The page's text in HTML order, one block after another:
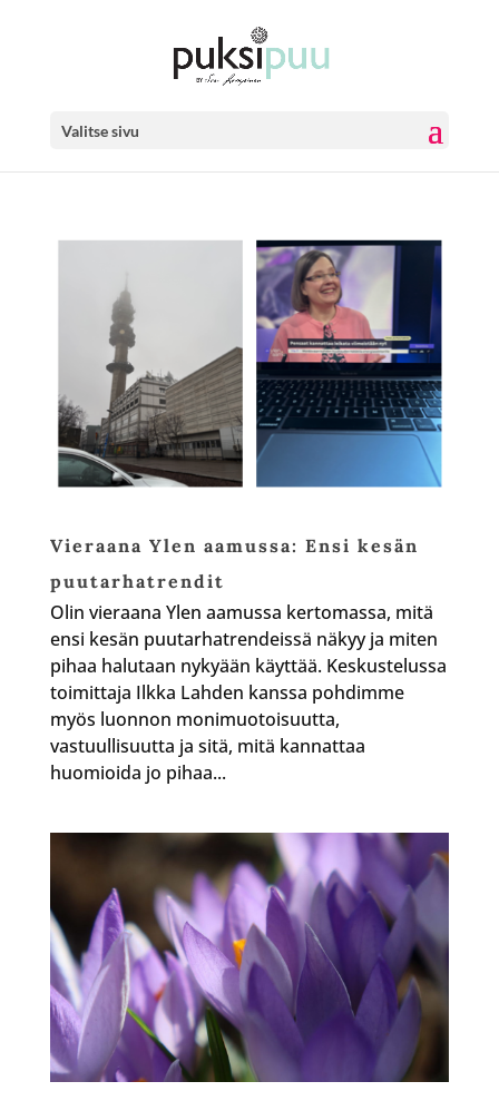
Valitse sivu
Vieraana Ylen aamussa: Ensi kesän
puutarhatrendit
Olin vieraana Ylen aamussa kertomassa, mitä
ensi kesän puutarhatrendeissä näkyy ja miten
pihaa halutaan nykyään käyttää. Keskustelussa
toimittaja Ilkka Lahden kanssa pohdimme
myös luonnon monimuotoisuutta,
vastuullisuutta ja sitä, mitä kannattaa
huomioida jo pihaa...